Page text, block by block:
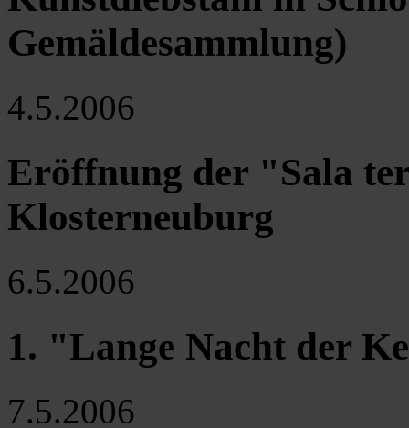
Gemäldesammlung)
4.5.2006
Eröffnung der "Sala
Klosterneuburg
6.5.2006
1. "Lange Nacht der
7.5.2006